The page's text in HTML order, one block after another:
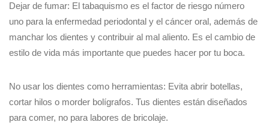
Dejar de fumar: El tabaquismo es el factor de riesgo número
uno para la enfermedad periodontal y el cáncer oral, además de
manchar los dientes y contribuir al mal aliento. Es el cambio de
estilo de vida más importante que puedes hacer por tu boca.
No usar los dientes como herramientas: Evita abrir botellas,
cortar hilos o morder bolígrafos. Tus dientes están diseñados
para comer, no para labores de bricolaje.